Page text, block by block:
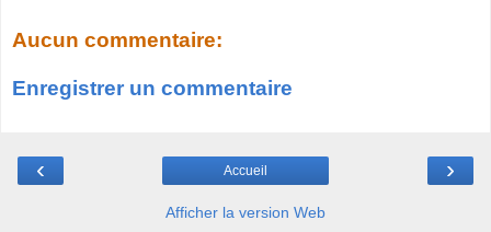
Aucun commentaire:
Enregistrer un commentaire
‹ ›
Accueil
Afficher la version Web